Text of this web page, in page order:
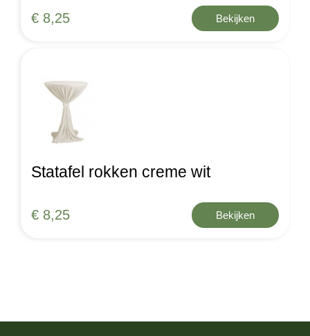
€ 8,25 Bekijken
Statafel rokken creme wit
€ 8,25 Bekijken